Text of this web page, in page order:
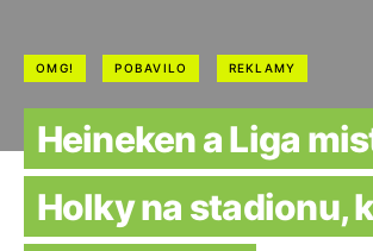
OMG! POBAVILO REKLAMY
Heineken a Liga
Holky na stadionu,